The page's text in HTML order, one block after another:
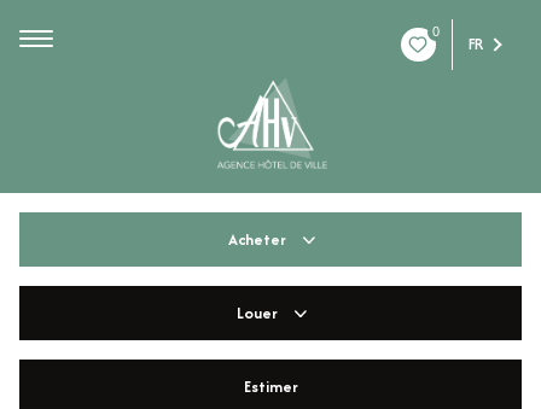
0
FR
Acheter
De l'immo pro
Louer
Estimer